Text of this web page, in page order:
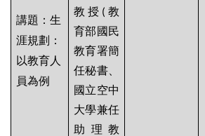
講題：生
涯規劃：
以教育人
員為例
教授 ( 教
育部國民
教育署簡
任秘書、
國立空中
大學兼任
助理教